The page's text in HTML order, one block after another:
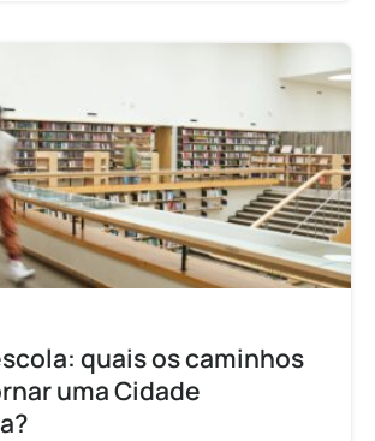
quais os caminhos
uma Cidade